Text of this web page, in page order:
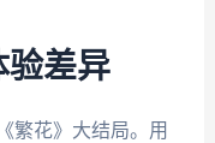
验差异
繁花》大结局。用